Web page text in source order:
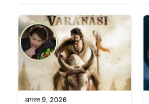
अगस्त 9, 2026